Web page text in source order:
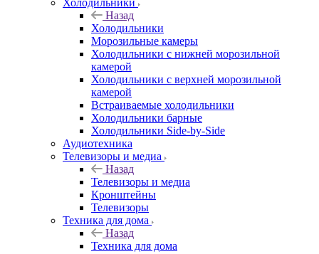
Холодильники
Назад
Холодильники
Морозильные камеры
Холодильники с нижней морозильной
камерой
Холодильники с верхней морозильной
камерой
Встраиваемые холодильники
Холодильники барные
Холодильники Side-by-Side
Аудиотехника
Телевизоры и медиа
Назад
Телевизоры и медиа
Кронштейны
Телевизоры
Техника для дома
Назад
Техника для дома